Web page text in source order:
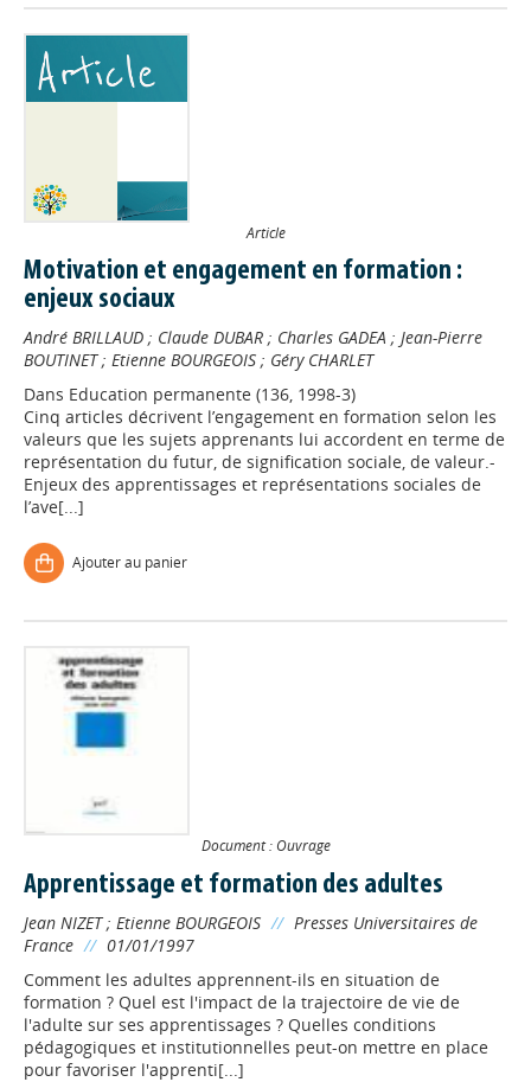
Article
Motivation et engagement en formation :
enjeux sociaux
André BRILLAUD ; Claude DUBAR ; Charles GADEA ; Jean-Pierre
BOUTINET; Etienne BOURGEOIS ; Géry CHARLET
Dans Education permanente (136, 1998-3)
Cinq articles décrivent l’engagement en formation selon les
valeurs que les sujets apprenants lui accordent en terme de
représentation du futur, de signification sociale, de valeur.-
Enjeux des apprentissages et représentations sociales de
l’ave[...]
Ajouter au panier
Document : Ouvrage
Apprentissage et formation des adultes
Jean NIZET; Etienne BOURGEOIS // Presses Universitaires de
France // 01/01/1997
Comment les adultes apprennent-ils en situation de
formation ? Quel est l'impact de la trajectoire de vie de
l'adulte sur ses apprentissages ? Quelles conditions
pédagogiques et institutionnelles peut-on mettre en place
pour favoriser l'apprenti[...]